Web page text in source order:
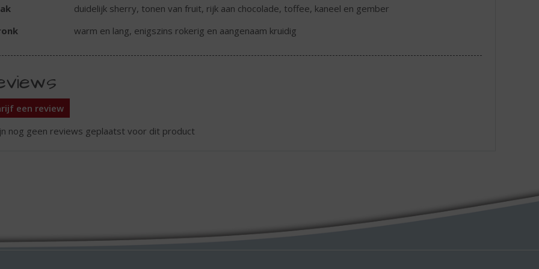
duidelijk sherry, tonen van fruit, rijk aan chocolade, toffee, kaneel en gember
warm en lang, enigszins rokerig en aangenaam kruidig
een review
nog geen reviews geplaatst voor dit product